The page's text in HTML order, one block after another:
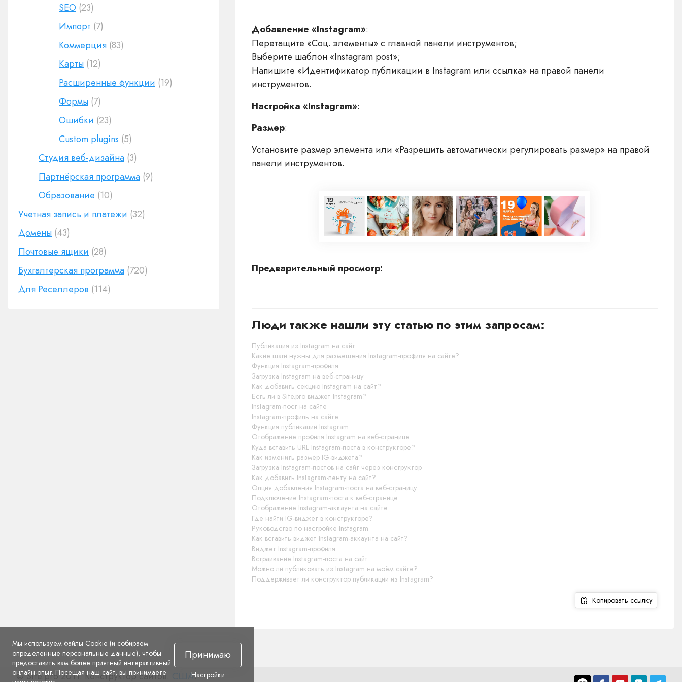
SEO (23)
Импорт (7)
Коммерция (83)
Карты (12)
Расширенные функции (19)
Формы (7)
Ошибки (23)
Custom plugins (5)
Студия веб-дизайна (3)
Партнёрская программа (9)
Образование (10)
Учетная запись и платежи (32)
Домены (43)
Почтовые ящики (28)
Бухгалтерская программа (720)
Для Реселлеров (114)
Добавление «Instagram»:
Перетащите «Соц. элементы» с главной панели инструментов;
Выберите шаблон «Instagram post»;
Напишите «Идентификатор публикации в Instagram или ссылка» на правой панели
инструментов.
Настройка «Instagram»:
Размер:
Установите размер элемента или «Разрешить автоматически регулировать размер» на правой
панели инструментов.
Предварительный просмотр:
Люди также нашли эту статью по этим запросам:
Публикация из Instagram на сайт
Какие шаги нужны для размещения Instagram-профиля на сайте?
Функция Instagram-профиля
Загрузка Instagram на веб-страницу
Как добавить секцию Instagram на сайт?
Есть ли в Site.pro виджет Instagram?
Instagram-пост на сайте
Instagram-профиль на сайте
Функция публикации Instagram
Отображение профиля Instagram на веб-странице
Куда вставить URL Instagram-поста в конструкторе?
Как изменить размер IG-виджета?
Загрузка Instagram-постов на сайт через конструктор
Как добавить Instagram-ленту на сайт?
Опция добавления Instagram-поста на веб-страницу
Подключение Instagram-поста к веб-странице
Отображение Instagram-аккаунта на сайте
Где найти IG-виджет в конструкторе?
Руководство по настройке Instagram
Как вставить виджет Instagram-аккаунта на сайт?
Виджет Instagram-профиля
Встраивание Instagram-поста на сайт
Можно ли публиковать из Instagram на моём сайте?
Поддерживает ли конструктор публикации из Instagram?
Копировать ссылку
© Site.pro 2011. Конструктор сайтов. США.
Мы используем файлы Cookie (и собираем
определенные персональные данные), чтобы
предоставить вам более приятный интерактивный
онлайн-опыт. Посещая наш сайт, вы принимаете
Принимаю
Настройки